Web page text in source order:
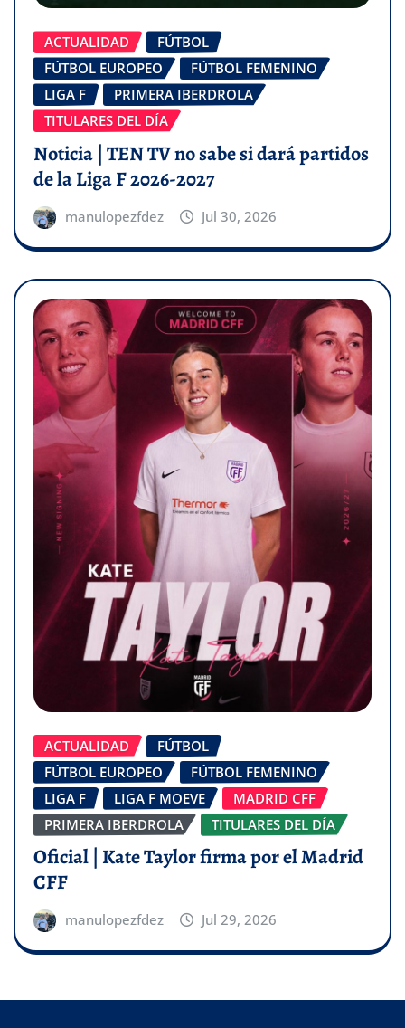
ACTUALIDAD
FÚTBOL
FÚTBOL EUROPEO
FÚTBOL FEMENINO
LIGA F
PRIMERA IBERDROLA
TITULARES DEL DÍA
Noticia | TEN TV no sabe si dará partidos
de la Liga F 2026-2027
manulopezfdez Jul 30, 2026
ACTUALIDAD
FÚTBOL
FÚTBOL EUROPEO
FÚTBOL FEMENINO
LIGA F
LIGA F MOEVE
MADRID CFF
PRIMERA IBERDROLA
TITULARES DEL DÍA
Oficial | Kate Taylor firma por el Madrid
CFF
manulopezfdez Jul 29, 2026